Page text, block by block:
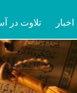
اخبار تلاوت در